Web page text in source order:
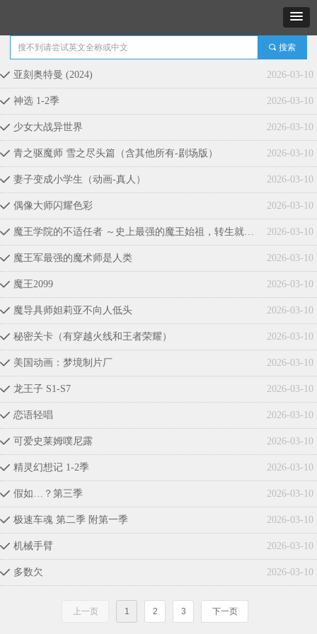
2026-03-10
끳 亚刻奥特曼 (2024)
2026-03-10
끳 神选 1-2季
2026-03-10
끳 少女大战异世界
2026-03-10
끳 青之驱魔师 雪之尽头篇（含其他所有-剧场版）
2026-03-10
끳 妻子变成小学生（动画-真人）
2026-03-10
끳 偶像大师闪耀色彩
2026-03-10
끳 魔王学院的不适任者 ～史上最强的魔王始祖，转生就读子孙们的学校～
2026-03-10
끳 魔王军最强的魔术师是人类
2026-03-10
끳 魔王2099
2026-03-10
끳 魔导具师妲莉亚不向人低头
2026-03-10
끳 秘密关卡（有穿越火线和王者荣耀）
2026-03-10
끳 美国动画：梦境制片厂
2026-03-10
끳 龙王子 S1-S7
2026-03-10
끳 恋语轻唱
2026-03-10
끳 可爱史莱姆噗尼露
2026-03-10
끳 精灵幻想记 1-2季
2026-03-10
끳 假如…？第三季
2026-03-10
끳 极速车魂 第二季 附第一季
2026-03-10
끳 机械手臂
2026-03-10
끳 多数欠
上一页 1 2 3 下一页
끠 搜索